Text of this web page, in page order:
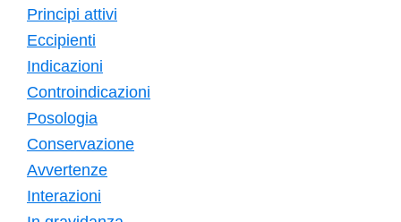
Principi attivi
Eccipienti
Indicazioni
Controindicazioni
Posologia
Conservazione
Avvertenze
Interazioni